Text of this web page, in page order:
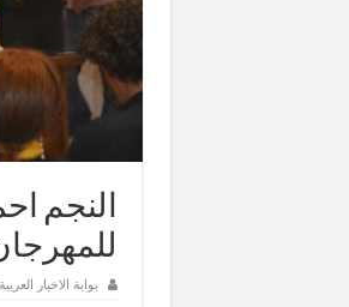
النجم
بوابة الاخبار العربية